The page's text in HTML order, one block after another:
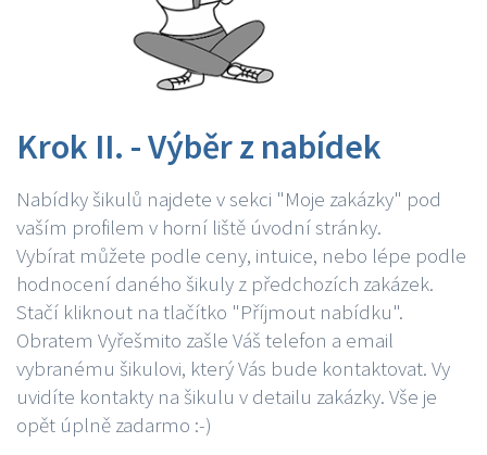
Krok II. - Výběr z nabídek
Nabídky šikulů najdete v sekci "Moje zakázky" pod
vaším profilem v horní liště úvodní stránky.
Vybírat můžete podle ceny, intuice, nebo lépe podle
hodnocení daného šikuly z předchozích zakázek.
Stačí kliknout na tlačítko "Příjmout nabídku".
Obratem Vyřešmito zašle Váš telefon a email
vybranému šikulovi, který Vás bude kontaktovat. Vy
uvidíte kontakty na šikulu v detailu zakázky. Vše je
opět úplně zadarmo :-)